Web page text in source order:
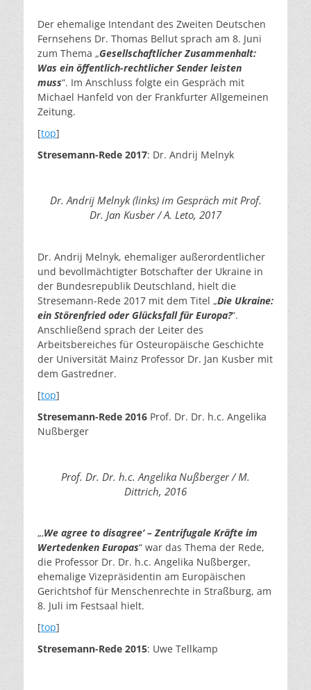
Der ehemalige Intendant des Zweiten Deutschen
Fernsehens Dr. Thomas Bellut sprach am 8. Juni
zum Thema „Gesellschaftlicher Zusammenhalt:
Was ein öffentlich-rechtlicher Sender leisten
muss“. Im Anschluss folgte ein Gespräch mit
Michael Hanfeld von der Frankfurter Allgemeinen
Zeitung.
[top]
Stresemann-Rede 2017: Dr. Andrij Melnyk
Dr. Andrij Melnyk (links) im Gespräch mit Prof.
Dr. Jan Kusber / A. Leto, 2017
Dr. Andrij Melnyk, ehemaliger außerordentlicher
und bevollmächtigter Botschafter der Ukraine in
der Bundesrepublik Deutschland, hielt die
Stresemann-Rede 2017 mit dem Titel „Die Ukraine:
ein Störenfried oder Glücksfall für Europa?“.
Anschließend sprach der Leiter des
Arbeitsbereiches für Osteuropäische Geschichte
der Universität Mainz Professor Dr. Jan Kusber mit
dem Gastredner.
[top]
Stresemann-Rede 2016 Prof. Dr. Dr. h.c. Angelika
Nußberger
Prof. Dr. Dr. h.c. Angelika Nußberger / M.
Dittrich, 2016
„‚We agree to disagree‘ – Zentrifugale Kräfte im
Wertedenken Europas“ war das Thema der Rede,
die Professor Dr. Dr. h.c. Angelika Nußberger,
ehemalige Vizepräsidentin am Europäischen
Gerichtshof für Menschenrechte in Straßburg, am
8. Juli im Festsaal hielt.
[top]
Stresemann-Rede 2015: Uwe Tellkamp